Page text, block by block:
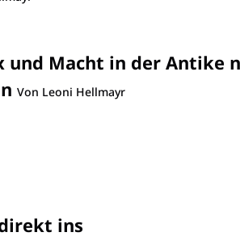
und Macht in der Antike
Von Leoni Hellmayr
ins